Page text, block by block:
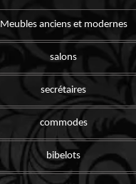
Meubles anciens et modernes
salons
secrétaires
commodes
bibelots